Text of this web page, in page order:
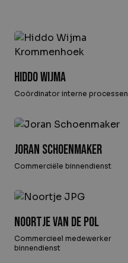
Hiddo Wijma
Coördinator interne processen
Joran Schoenmaker
Commerciële binnendienst
Noortje van de Pol
Commercieel medewerker
binnendienst